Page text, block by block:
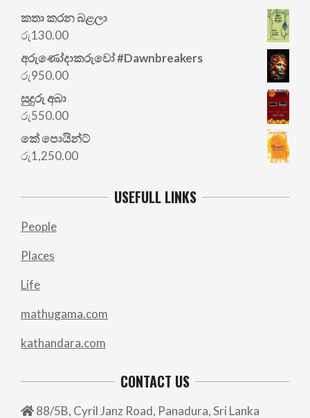
කතා කරන බළලා
රු130.00
අරු‍ණෝදාකරුවෝ #Dawnbreakers
රු950.00
සුදුරු අබා
රු550.00
කේ පොයින්ට්
රු1,250.00
USEFULL LINKS
People
Places
Life
mathugama.com
kathandara.com
CONTACT US
88/5B, Cyril Janz Road, Panadura, Sri Lanka